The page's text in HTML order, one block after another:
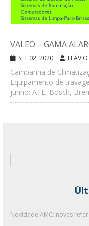
VALEO – GAMA
SET 02, 2020
Campanha de
Equipamento de
junho: ATE, Bosch,
por:
Novidade AMC: novas